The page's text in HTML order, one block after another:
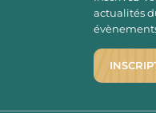
actualités